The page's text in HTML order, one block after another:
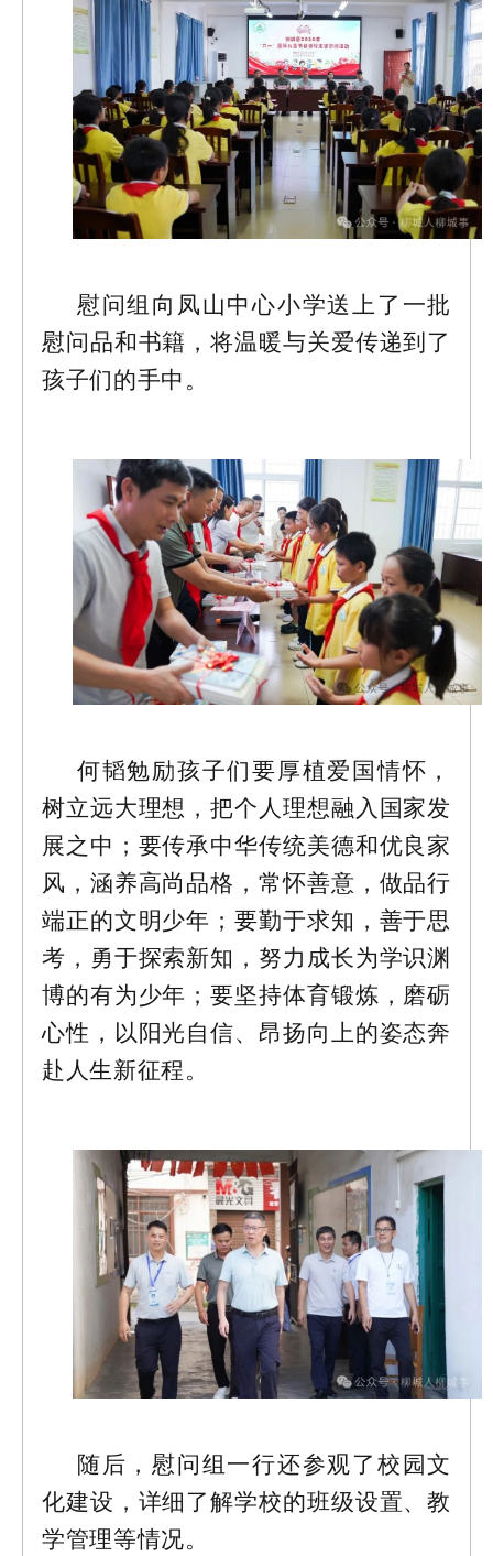
慰问组向凤山中心小学送上了一批
慰问品和书籍，将温暖与关爱传递到了
孩子们的手中。
何韬勉励孩子们要厚植爱国情怀，
树立远大理想，把个人理想融入国家发
展之中；要传承中华传统美德和优良家
风，涵养高尚品格，常怀善意，做品行
端正的文明少年；要勤于求知，善于思
考，勇于探索新知，努力成长为学识渊
博的有为少年；要坚持体育锻炼，磨砺
心性，以阳光自信、昂扬向上的姿态奔
赴人生新征程。
随后，慰问组一行还参观了校园文
化建设，详细了解学校的班级设置、教
学管理等情况。